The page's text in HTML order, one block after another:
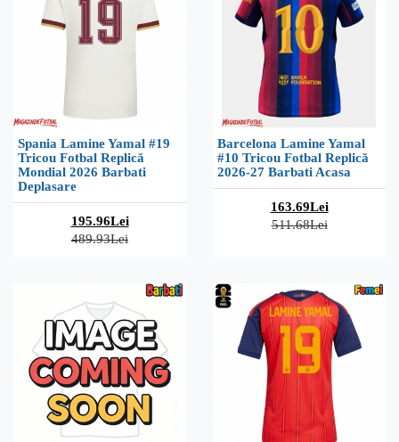
Spania Lamine Yamal #19
Tricou Fotbal Replică
Mondial 2026 Barbati
Deplasare
195.96Lei
489.93Lei
Barcelona Lamine Yamal
#10 Tricou Fotbal Replică
2026-27 Barbati Acasa
163.69Lei
511.68Lei